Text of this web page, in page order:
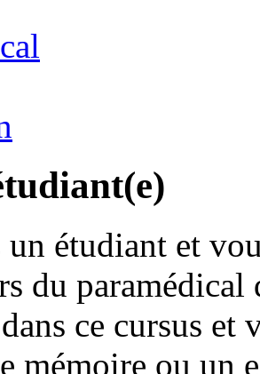
un étudiant et
du
ce cursus et
mémoire ou un